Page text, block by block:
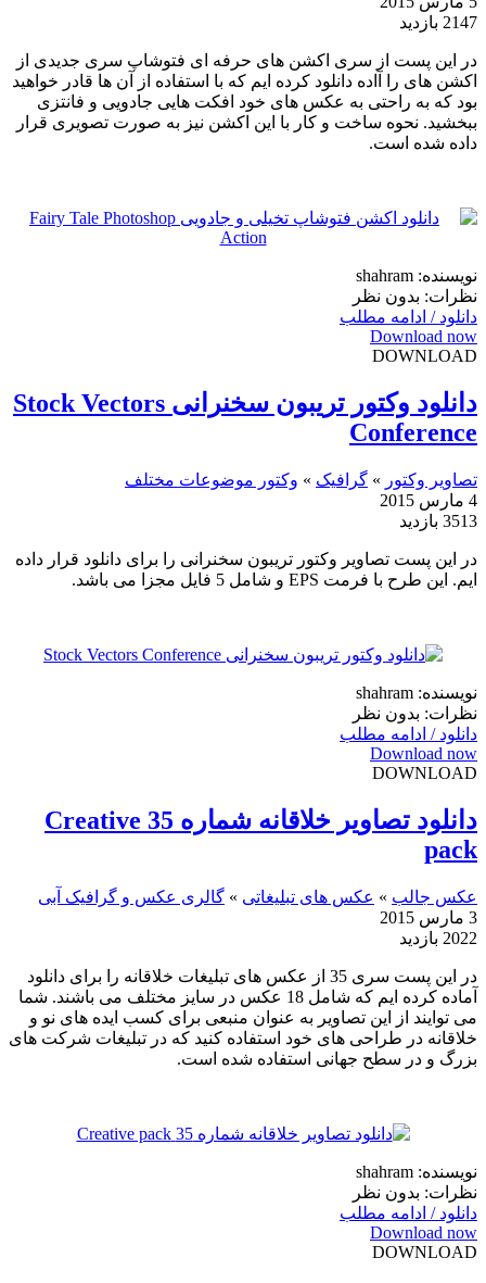
2147 بازدید
در این پست از سری اکشن های حرفه ای فتوشاپ سری جدیدی از
اکشن های را آاده دانلود کرده ایم که با استفاده از آن ها قادر خواهید
بود که به راحتی به عکس های خود افکت هایی جادویی و فانتزی
ببخشید. نحوه ساخت و کار با این اکشن نیز به صورت تصویری قرار
داده شده است.
نویسنده: shahram
نظرات: بدون نظر
دانلود / ادامه مطلب
Download now
DOWNLOAD
دانلود وکتور تریبون سخنرانی Stock Vectors
Conference
تصاویر وکتور » گرافیک » وکتور موضوعات مختلف
4 مارس 2015
3513 بازدید
در این پست تصاویر وکتور تریبون سخنرانی را برای دانلود قرار داده
ایم. این طرح با فرمت EPS و شامل 5 فایل مجزا می باشد.
نویسنده: shahram
نظرات: بدون نظر
دانلود / ادامه مطلب
Download now
DOWNLOAD
دانلود تصاویر خلاقانه شماره 35 Creative
pack
عکس جالب » عکس های تبلیغاتی » گالری عکس و گرافیک آبی
3 مارس 2015
2022 بازدید
در این پست سری 35 از عکس های تبلیغات خلاقانه را برای دانلود
آماده کرده ایم که شامل 18 عکس در سایز مختلف می باشند. شما
می توایند از این تصاویر به عنوان منبعی برای کسب ایده های نو و
خلاقانه در طراحی های خود استفاده کنید که در تبلیغات شرکت های
بزرگ و در سطح جهانی استفاده شده است.
نویسنده: shahram
نظرات: بدون نظر
دانلود / ادامه مطلب
Download now
DOWNLOAD